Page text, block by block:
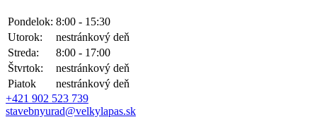
Pondelok: 8:00 - 15:30
Utorok:
nestránkový deň
Streda:
8:00 - 17:00
Štvrtok:
nestránkový deň
Piatok
nestránkový deň
+421 902 523 739
stavebnyurad@velkylapas.sk